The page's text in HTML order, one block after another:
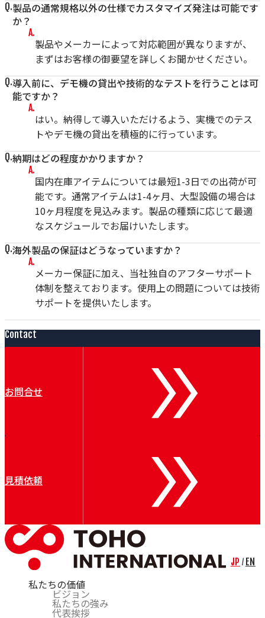
製品の通常規格以外の仕様でカスタマイズ発注は可能です
か？
製品やメーカーによって対応範囲が異なりますが、
まずはお客様の御要望を詳しくお聞かせください。
導入前に、デモ機の貸出や技術的なテストを行うことは可
能ですか？
はい。納得して導入いただけるよう、実機でのテス
トやデモ機の貸出を積極的に行っています。
納期はどの程度かかりますか？
国内在庫アイテムについては最短1-3日での出荷が可
能です。通常アイテムは1-4ヶ月、大型設備の場合は
10ヶ月程度を見込みます。製品の種類に応じて最適
なスケジュールでお届けいたします。
海外製品の保証はどうなっていますか？
メーカー保証に加え、当社独自のアフターサポート
体制を整えております。使用上の問題については技術
サポートを提供いたします。
Contact
お問合せ
見積依頼
私たちの価値
ビジョン
私たちの強み
代表挨拶
JP / EN